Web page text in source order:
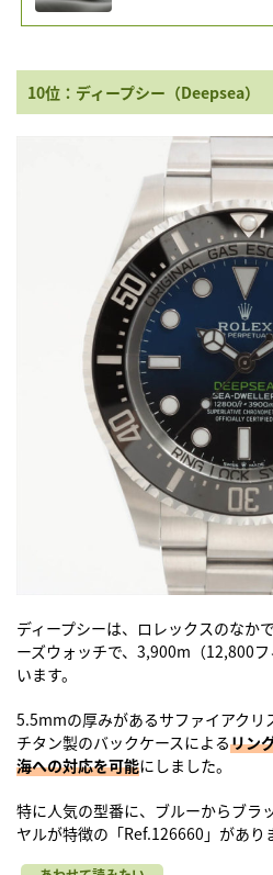
10位：ディープシー（Deepsea）
ディープシーは、ロレックスのなか
ーズウォッチで、3,900m（12,800
います。
5.5mmの厚みがあるサファイアクリ
チタン製のバックケースによるリン
海への対応を可能にしました。
特に人気の型番に、ブルーからブラ
ヤルが特徴の「Ref.126660」があり